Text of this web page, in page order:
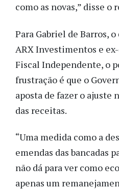
como as novas,” disse o
Para Gabriel de Barros,
ARX Investimentos e
Fiscal Independente, o
frustração é que o
aposta de fazer o ajuste
das receitas.
“Uma medida como a
emendas das bancadas
não dá para ver como
apenas um